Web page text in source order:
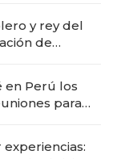
y rey del
de
en Perú los
para